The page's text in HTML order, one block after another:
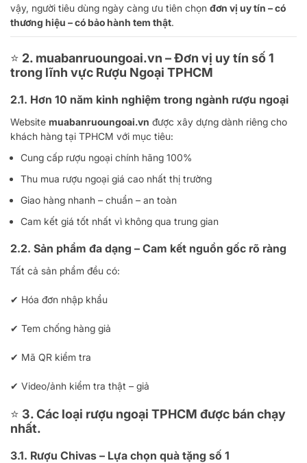
vậy, người tiêu dùng ngày càng ưu tiên chọn đơn vị uy tín – có
thương hiệu – có bảo hành tem thật.
⭐ 2. muabanruoungoai.vn – Đơn vị uy tín số 1
trong lĩnh vực Rượu Ngoại TPHCM
2.1. Hơn 10 năm kinh nghiệm trong ngành rượu ngoại
Website muabanruoungoai.vn được xây dựng dành riêng cho
khách hàng tại TPHCM với mục tiêu:
Cung cấp rượu ngoại chính hãng 100%
Thu mua rượu ngoại giá cao nhất thị trường
Giao hàng nhanh – chuẩn – an toàn
Cam kết giá tốt nhất vì không qua trung gian
2.2. Sản phẩm đa dạng – Cam kết nguồn gốc rõ ràng
Tất cả sản phẩm đều có:
✔ Hóa đơn nhập khẩu
✔ Tem chống hàng giả
✔ Mã QR kiểm tra
✔ Video/ảnh kiểm tra thật – giả
⭐ 3. Các loại rượu ngoại TPHCM được bán chạy
nhất.
3.1. Rượu Chivas – Lựa chọn quà tặng số 1